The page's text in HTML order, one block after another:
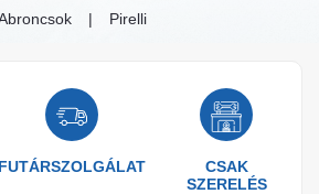
Pirelli
FUTÁRSZOLGÁLAT
CSAK
SZERELÉS